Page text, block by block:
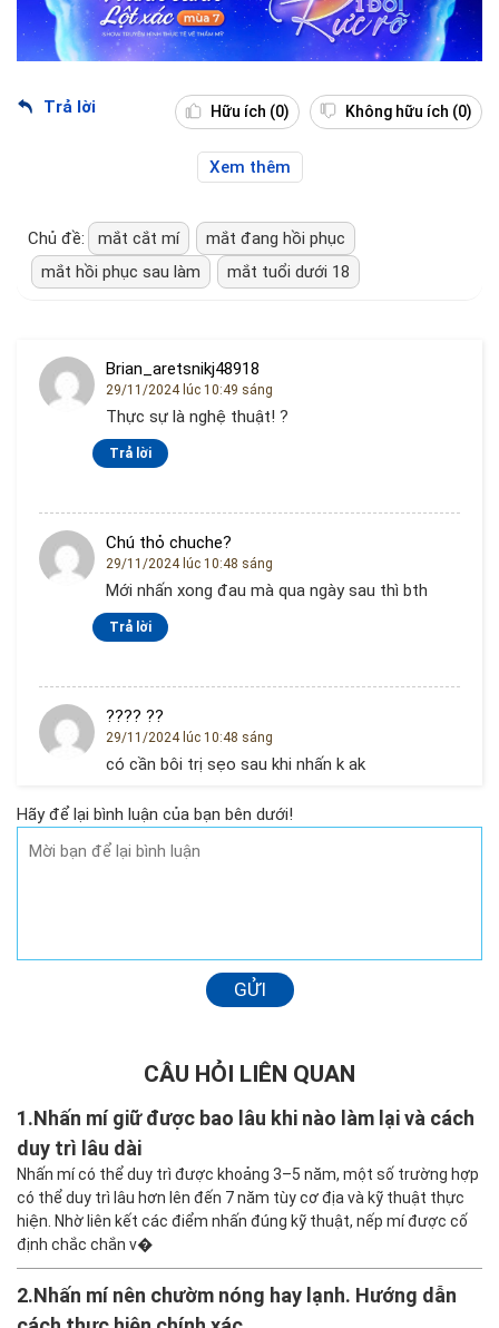
Trả lời Hữu ích (0) Không hữu ích (0)
Xem thêm
Chủ đề: mắt cắt mí
mắt đang hồi phục
mắt hồi phục sau làm
mắt tuổi dưới 18
Brian_aretsnikj48918
29/11/2024 lúc 10:49 sáng
Thực sự là nghệ thuật! ?
Trả lời
Chú thỏ chuche?
29/11/2024 lúc 10:48 sáng
Mới nhấn xong đau mà qua ngày sau thì bth
Trả lời
???? ??
29/11/2024 lúc 10:48 sáng
có cần bôi trị sẹo sau khi nhấn k ak
hk uy tín
T H Y
29/11/2024 lúc 10:47 sáng
Nhấn mí thì tầm bao nhiêu tiền dạ moi người
cho e xin gia với
Trả lời
elm
29/11/2024 lúc 10:46 sáng
Hãy để lại bình luận của bạn bên dưới!
GỬI
CÂU HỎI LIÊN QUAN
1.Nhấn mí giữ được bao lâu khi nào làm lại và cách
duy trì lâu dài
Nhấn mí có thể duy trì được khoảng 3–5 năm, một số trường hợp
có thể duy trì lâu hơn lên đến 7 năm tùy cơ địa và kỹ thuật thực
hiện. Nhờ liên kết các điểm nhấn đúng kỹ thuật, nếp mí được cố
định chắc chắn v�
2.Nhấn mí nên chườm nóng hay lạnh. Hướng dẫn